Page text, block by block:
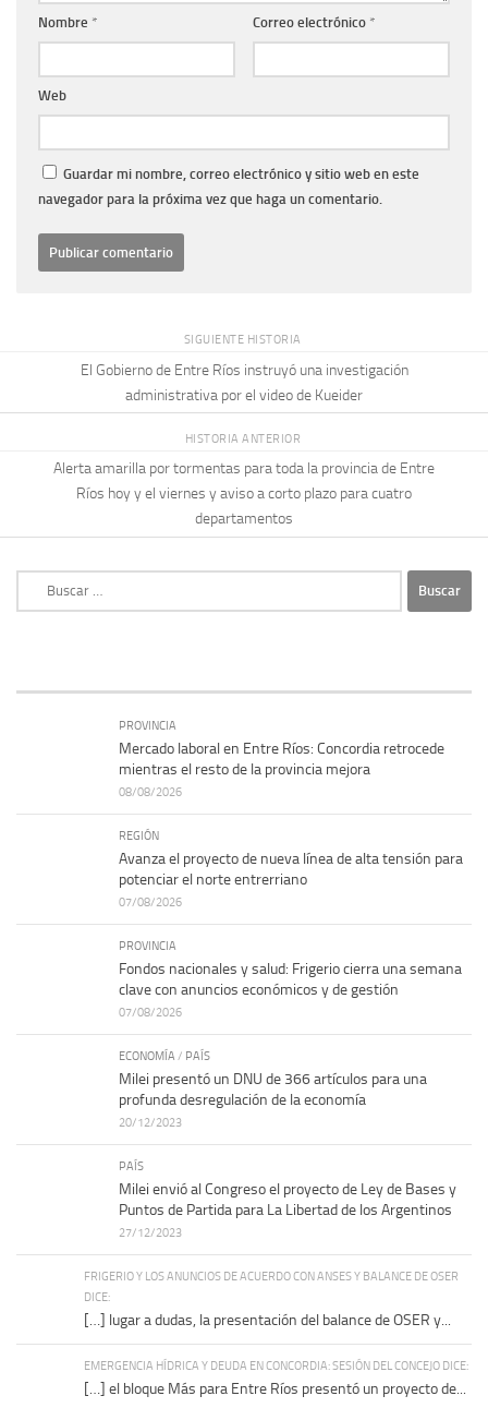
Nombre * Correo electrónico *
Web
Guardar mi nombre, correo electrónico y sitio web en este
navegador para la próxima vez que haga un comentario.
SIGUIENTE HISTORIA
El Gobierno de Entre Ríos instruyó una investigación
administrativa por el video de Kueider
HISTORIA ANTERIOR
Alerta amarilla por tormentas para toda la provincia de Entre
Ríos hoy y el viernes y aviso a corto plazo para cuatro
departamentos
PROVINCIA
Mercado laboral en Entre Ríos: Concordia retrocede
mientras el resto de la provincia mejora
08/08/2026
REGIÓN
Avanza el proyecto de nueva línea de alta tensión para
potenciar el norte entrerriano
07/08/2026
PROVINCIA
Fondos nacionales y salud: Frigerio cierra una semana
clave con anuncios económicos y de gestión
07/08/2026
ECONOMÍA / PAÍS
Milei presentó un DNU de 366 artículos para una
profunda desregulación de la economía
20/12/2023
PAÍS
Milei envió al Congreso el proyecto de Ley de Bases y
Puntos de Partida para La Libertad de los Argentinos
27/12/2023
FRIGERIO Y LOS ANUNCIOS DE ACUERDO CON ANSES Y BALANCE DE OSER
DICE:
[…] lugar a dudas, la presentación del balance de OSER y...
EMERGENCIA HÍDRICA Y DEUDA EN CONCORDIA: SESIÓN DEL CONCEJO DICE:
[…] el bloque Más para Entre Ríos presentó un proyecto de...